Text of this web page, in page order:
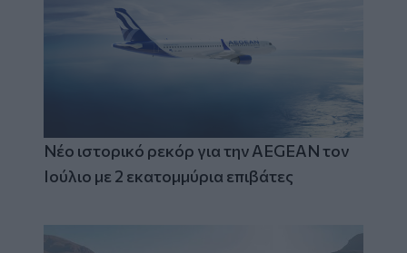
Νέο ιστορικό ρεκόρ για την AEGEAN τον
Ιούλιο με 2 εκατομμύρια επιβάτες